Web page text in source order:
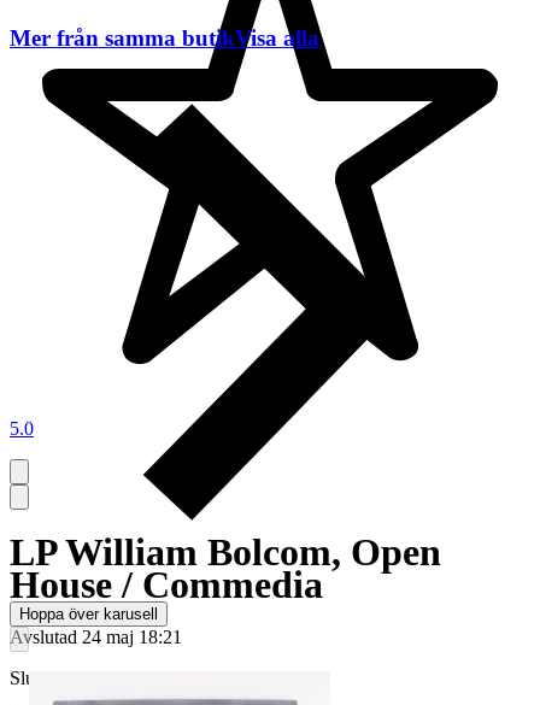
5.0
LP William Bolcom, Open
House / Commedia
Avslutad 24 maj 18:21
Slutpris
Mer från samma butikVisa alla
Hoppa över karusell